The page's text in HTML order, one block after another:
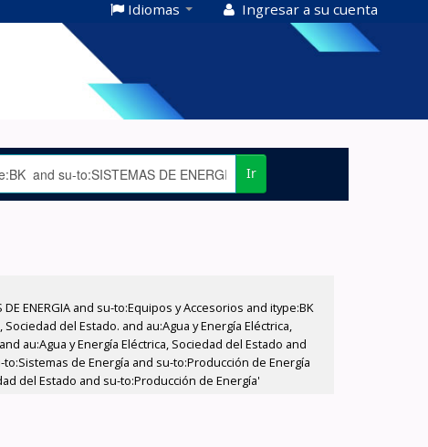
Idiomas Ingresar a su cuenta
Ir
ENERGIA and su-to:Equipos y Accesorios and itype:BK
del Estado. and au:Agua y Energía Eléctrica,
au:Agua y Energía Eléctrica, Sociedad del Estado and
de Energía and su-to:Producción de Energía
del Estado and su-to:Producción de Energía'